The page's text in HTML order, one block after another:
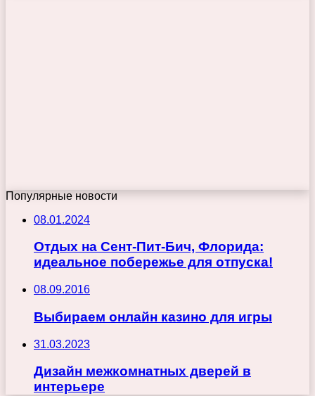
Популярные новости
08.01.2024
Отдых на Сент-Пит-Бич, Флорида:
идеальное побережье для отпуска!
08.09.2016
Выбираем онлайн казино для игры
31.03.2023
Дизайн межкомнатных дверей в
интерьере